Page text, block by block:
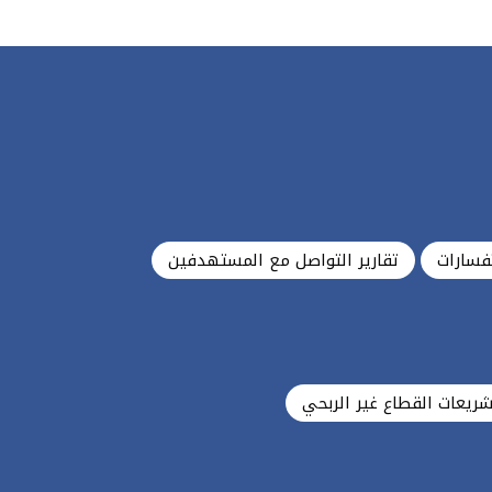
تقارير التواصل مع المستهدفين
القطاع غير الربحي